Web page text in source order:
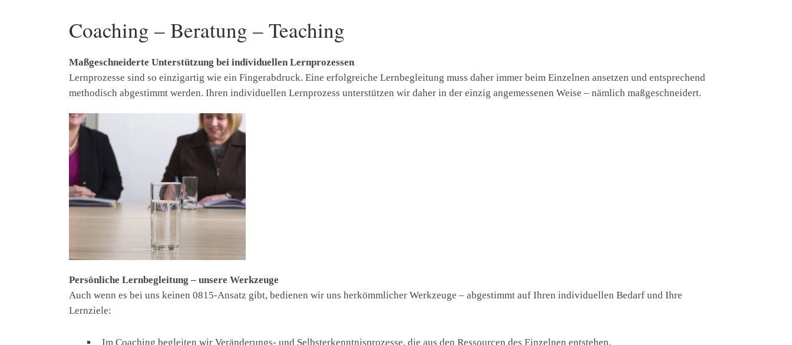
Coaching – Beratung – Teaching
Maßgeschneiderte Unterstützung bei individuellen Lernprozessen
Lernprozesse sind so einzigartig wie ein Fingerabdruck. Eine erfolgreiche Lernbegleitung muss daher immer beim Einzelnen ansetzen und entsprechend
methodisch abgestimmt werden. Ihren individuellen Lernprozess unterstützen wir daher in der einzig angemessenen Weise – nämlich maßgeschneidert.
Persönliche Lernbegleitung – unsere Werkzeuge
Auch wenn es bei uns keinen 0815-Ansatz gibt, bedienen wir uns herkömmlicher Werkzeuge – abgestimmt auf Ihren individuellen Bedarf und Ihre
Lernziele:
Im Coaching begleiten wir Veränderungs- und Selbsterkenntnisprozesse, die aus den Ressourcen des Einzelnen entstehen.